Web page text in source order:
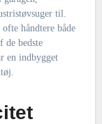
til.
håndtere både
bedste
en indbygget